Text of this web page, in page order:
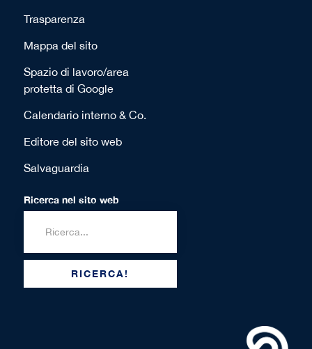
Trasparenza
Mappa del sito
Spazio di lavoro/area
protetta di Google
Calendario interno & Co.
Editore del sito web
Salvaguardia
Ricerca nel sito web